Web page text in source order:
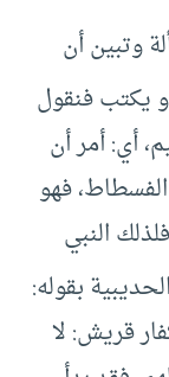
وتبين أن
يكتب فنقول
أي: أمر أن
فهو
النبي
بقوله:
قريش: لا